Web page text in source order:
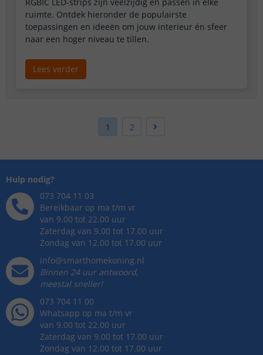
ruimte. Ontdek hieronder de populairste
toepassingen en ideeën om jouw interieur én sfeer
naar een hoger niveau te tillen.
Lees verder
1 2
Hulp nodig?
073 704 11 03
Bereikbaar op ma t/m vr
van 9.00 tot 22.00 uur
Zaterdag van 9.00 tot 17.00 uur
Zondag van 12.00 tot 17.00 uur
info@smarthomekoning.nl
Binnen 24 uur antwoord,
meestal sneller!
073 704 11 00
Whatsapp op ma t/m vr
van 9.00 tot 22.00 uur
Zaterdag van 9.00 tot 17.00 uur
Zondag van 12.00 tot 17.00 uur